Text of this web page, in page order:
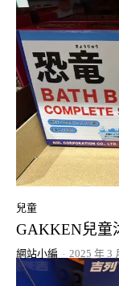
兒童
GAKKEN兒童
網站小編 - 2025 年 3